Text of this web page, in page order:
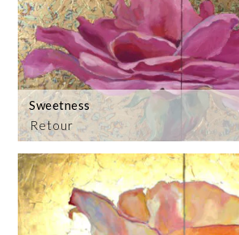
Retour
Sweetness